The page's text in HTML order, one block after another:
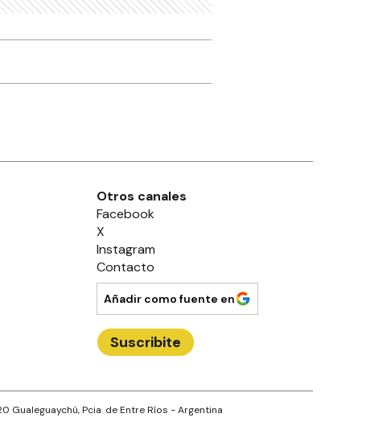
Otros canales
Facebook
X
Instagram
Contacto
Añadir como fuente en
Suscribite
Gualeguaychú, Pcia. de Entre Ríos - Argentina